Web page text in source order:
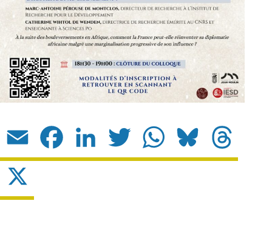
Email Facebook LinkedIn Twitter WhatsApp Bluesky